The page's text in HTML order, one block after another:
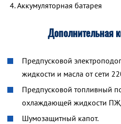
Аккумуляторная батарея
Дополнительная
Предпусковой
жидкости и масла от сети
Предпусковой топливный
охлаждающей жидкости
Шумозащитный капот.